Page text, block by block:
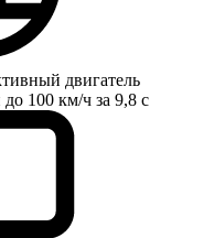
двигатель
100 км/ч за 9,8 с